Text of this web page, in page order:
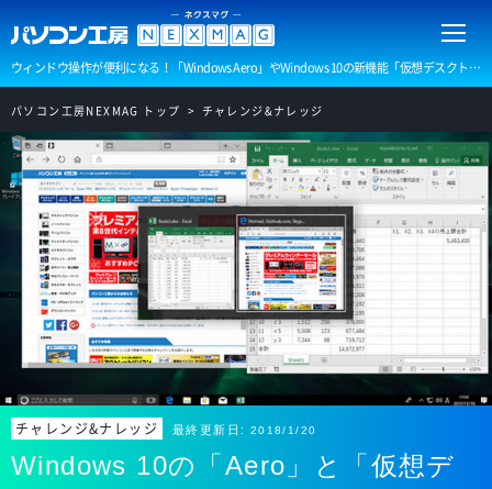
ウィンドウ操作が便利になる！「Windows Aero」やWindows 10の新機能「仮想デスクトップ」など、Windows PCのウインドウや画面操作を便利にする機能を紹介します。
パソコン工房NEXMAG トップ チャレンジ&ナレッジ
チャレンジ&ナレッジ 最終更新日: 2018/1/20
Windows 10の「Aero」と「仮想デ